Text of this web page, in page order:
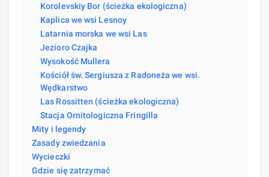
Korolevskiy Bor (ścieżka ekologiczna)
Kaplica we wsi Lesnoy
Latarnia morska we wsi Las
Jezioro Czajka
Wysokość Mullera
Kościół św. Sergiusza z Radoneża we wsi.
Wędkarstwo
Las Rossitten (ścieżka ekologiczna)
Stacja Ornitologiczna Fringilla
Mity i legendy
Zasady zwiedzania
Wycieczki
Gdzie się zatrzymać